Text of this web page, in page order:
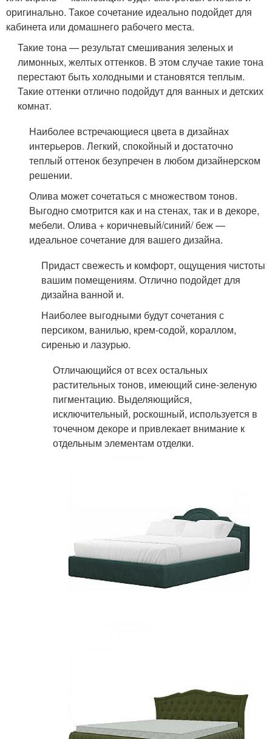
оригинально. Такое сочетание идеально подойдет для
кабинета или домашнего рабочего места.
Такие тона — результат смешивания зеленых и
лимонных, желтых оттенков. В этом случае такие тона
перестают быть холодными и становятся теплым.
Такие оттенки отлично подойдут для ванных и детских
комнат.
Наиболее встречающиеся цвета в дизайнах
интерьеров. Легкий, спокойный и достаточно
теплый оттенок безупречен в любом дизайнерском
решении.
Олива может сочетаться с множеством тонов.
Выгодно смотрится как и на стенах, так и в декоре,
мебели. Олива + коричневый/синий/ беж —
идеальное сочетание для вашего дизайна.
Придаст свежесть и комфорт, ощущения чистоты
вашим помещениям. Отлично подойдет для
дизайна ванной и.
Наиболее выгодными будут сочетания с
персиком, ванилью, крем-содой, кораллом,
сиренью и лазурью.
Отличающийся от всех остальных
растительных тонов, имеющий сине-зеленую
пигментацию. Выделяющийся,
исключительный, роскошный, используется в
точечном декоре и привлекает внимание к
отдельным элементам отделки.